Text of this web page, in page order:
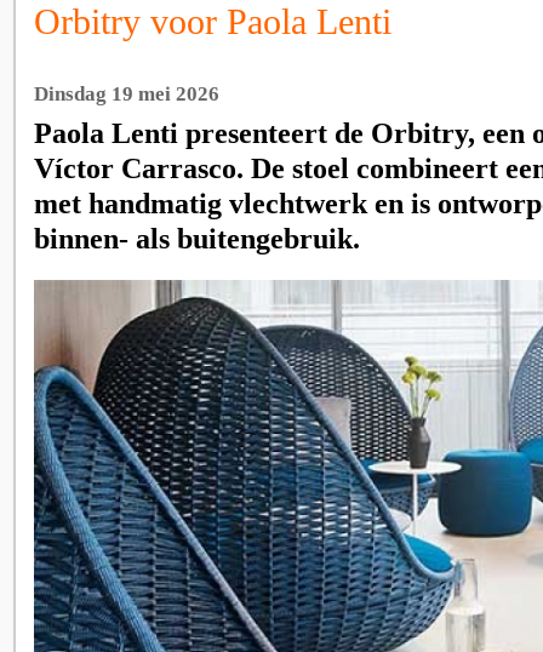
Orbitry voor Paola Lenti
Dinsdag 19 mei 2026
Paola Lenti presenteert de Orbitry, een
Víctor Carrasco. De stoel combineert
met handmatig vlechtwerk en is
binnen- als buitengebruik.